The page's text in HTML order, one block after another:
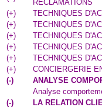
RECLAMATIONS
(+)
TECHNIQUES
(+)
TECHNIQUES
(+)
TECHNIQUES
(+)
TECHNIQUES
(+)
TECHNIQUES
(+)
CONCIERGERIE
(-)
ANALYSE
Analyse
(-)
LA RELATION